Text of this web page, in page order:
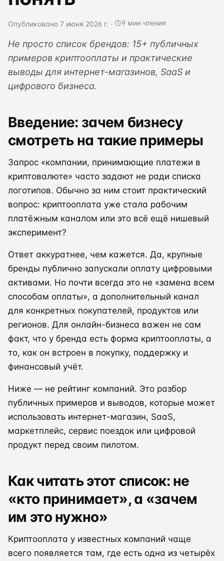
Опубликовано 7 июня 2026 г. · 9 мин чтения
Не просто список брендов: 15+ публичных
примеров криптооплаты и практические
выводы для интернет-магазинов, SaaS и
цифрового бизнеса.
Введение: зачем бизнесу
смотреть на такие примеры
Запрос «компании, принимающие платежи в
криптовалюте» часто задают не ради списка
логотипов. Обычно за ним стоит практический
вопрос: криптооплата уже стала рабочим
платёжным каналом или это всё ещё нишевый
эксперимент?
Ответ аккуратнее, чем кажется. Да, крупные
бренды публично запускали оплату цифровыми
активами. Но почти всегда это не «замена всем
способам оплаты», а дополнительный канал
для конкретных покупателей, продуктов или
регионов. Для онлайн-бизнеса важен не сам
факт, что у бренда есть форма криптооплаты, а
то, как он встроен в покупку, поддержку и
финансовый учёт.
Ниже — не рейтинг компаний. Это разбор
публичных примеров и выводов, которые может
использовать интернет-магазин, SaaS,
маркетплейс, сервис поездок или цифровой
продукт перед своим пилотом.
Как читать этот список: не
«кто принимает», а «зачем
им это нужно»
Криптооплата у известных компаний чаще
всего появляется там, где есть одна из четырёх